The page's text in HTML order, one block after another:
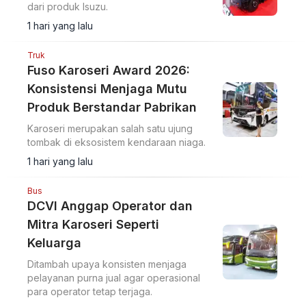
dari produk Isuzu.
1 hari yang lalu
Truk
Fuso Karoseri Award 2026:
Konsistensi Menjaga Mutu
Produk Berstandar Pabrikan
Karoseri merupakan salah satu ujung
tombak di eksosistem kendaraan niaga.
1 hari yang lalu
Bus
DCVI Anggap Operator dan
Mitra Karoseri Seperti
Keluarga
Ditambah upaya konsisten menjaga
pelayanan purna jual agar operasional
para operator tetap terjaga.